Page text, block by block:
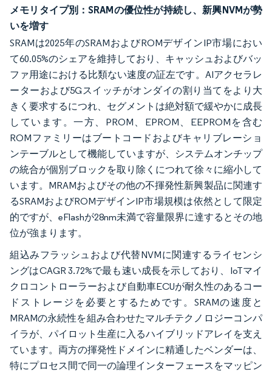
メモリタイプ別：SRAMの優位性が持続し、新興NVMが勢
いを増す
SRAMは2025年のSRAMおよびROMデザインIP市場におい
て60.05%のシェアを維持しており、キャッシュおよびバッ
ファ用途における比類ない速度の証左です。AIアクセラレ
ーターおよび5Gスイッチがオンダイの割り当てをより大
きく要求するにつれ、セグメントは絶対額で緩やかに成長
しています。一方、PROM、EPROM、EEPROMを含む
ROMファミリーはブートコードおよびキャリブレーショ
ンテーブルとして機能していますが、システムオンチップ
の統合が個別ブロックを取り除くにつれて徐々に縮小して
います。MRAMおよびその他の不揮発性新興製品に関連す
るSRAMおよびROMデザインIP市場規模は依然として限定
的ですが、eFlashが28nm未満で容量限界に達するとその地
位が強まります。
組込みフラッシュおよび代替NVMに関連するライセンシ
ングはCAGR 3.72%で最も速い成長を示しており、IoTマイ
クロコントローラーおよび自動車ECUが耐久性のあるコー
ドストレージを必要とするためです。SRAMの速度と
MRAMの永続性を組み合わせたマルチテクノロジーコンパ
イラが、パイロット生産に入るハイブリッドアレイを支え
ています。両方の揮発性ドメインに精通したベンダーは、
特にプロセス間で同一の論理インターフェースをマッピン